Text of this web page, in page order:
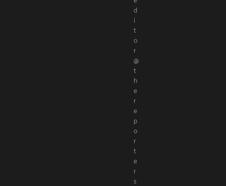
d
i
t
o
r
@
t
h
e
r
e
p
o
r
t
e
r
s